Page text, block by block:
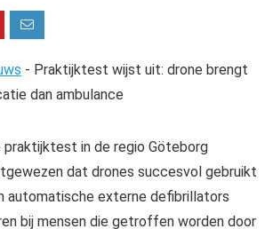
- Praktijktest wijst uit: drone brengt
dan ambulance
praktijktest in de regio Göteborg
dat drones succesvol gebruikt
automatische externe defibrillators
bij mensen die getroffen worden door